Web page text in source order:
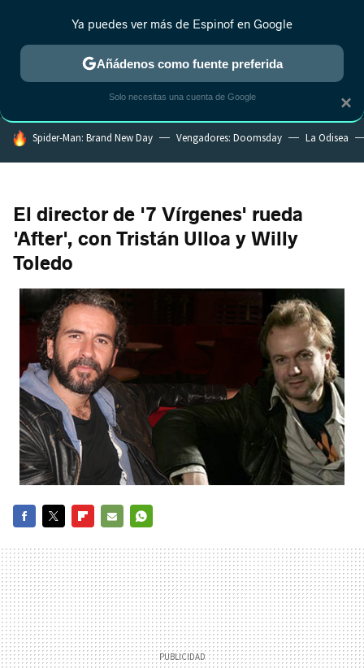
MENÚ NUEVO
ESTRENOS REALITY ANIME RANKINGS CINE
HOY SE HABLA DE
Spider-Man: Brand New Day Vengadores: Doomsday La Odisea
El director de '7 Vírgenes' rueda
'After', con Tristán Ulloa y Willy
Toledo
MAIL
×
Ya puedes ver más de Espinof en Google
Añádenos como fuente preferida
Solo necesitas una cuenta de Google